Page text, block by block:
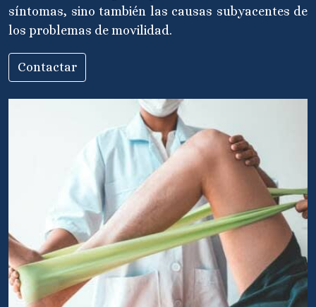
síntomas, sino también las causas subyacentes de
los problemas de movilidad.
Contactar